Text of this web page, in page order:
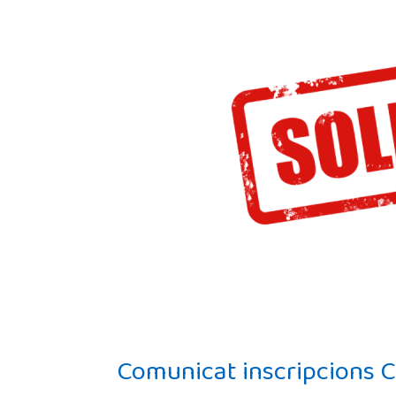
Comunicat inscripcions